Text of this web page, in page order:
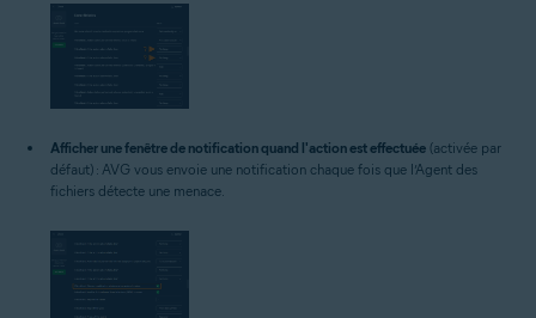
Afficher une fenêtre de notification quand l'action est effectuée (activée par
défaut) : AVG vous envoie une notification chaque fois que l’Agent des
fichiers détecte une menace.